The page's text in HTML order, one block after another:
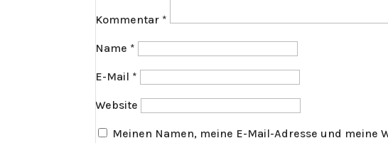
Kommentar *
Name *
E-Mail *
Website
Meinen Namen, meine E-Mail-Adresse und meine